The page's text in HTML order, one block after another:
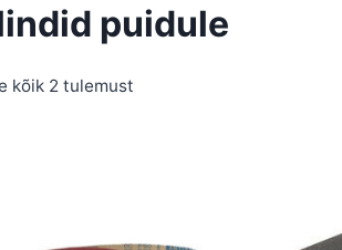
puidule
kõik 2 tulemust